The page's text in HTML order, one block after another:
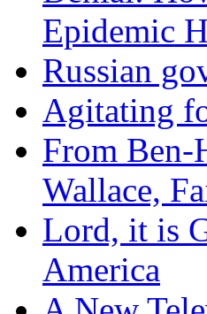
Epidemic
Russian
Agitating
From Ben-
Wallace,
Lord, it is
America